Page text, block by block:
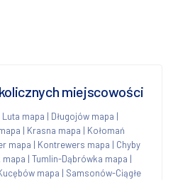
miejscowości
Luta mapa | Długojów mapa |
| Krasna mapa | Kołomań
mapa | Kontrewers mapa | Chyby
mapa | Tumlin-Dąbrówka mapa |
mapa | Samsonów-Ciągłe